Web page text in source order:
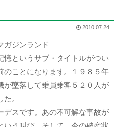
2010.07.24
ガジンランド
というサブ・タイトルがつい
のことになります。１９８５年
が墜落して乗員乗客５２０人が
。
スです。あの不可解な事故が
いう叫び、そして、今の破産状